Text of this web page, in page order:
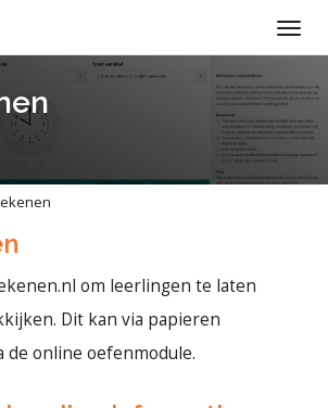
om leerlingen te laten
Dit kan via papieren
de online oefenmodule.